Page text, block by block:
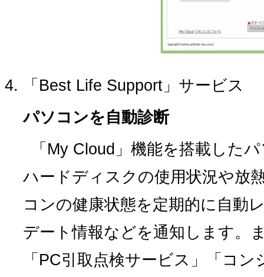
「Best Life Support」サービス
パソコンを自動診断
「My Cloud」機能を搭載した
ハードディスクの使用状況や放
コンの健康状態を定期的に自動
デート情報などを通知します。
「PC引取点検サービス」「コ